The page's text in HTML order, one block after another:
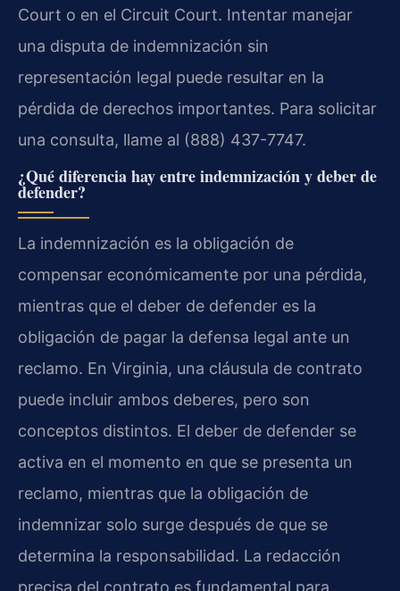
Court o en el Circuit Court. Intentar manejar
una disputa de indemnización sin
representación legal puede resultar en la
pérdida de derechos importantes. Para solicitar
una consulta, llame al (888) 437-7747.
¿Qué diferencia hay entre indemnización y deber de
defender?
La indemnización es la obligación de
compensar económicamente por una pérdida,
mientras que el deber de defender es la
obligación de pagar la defensa legal ante un
reclamo. En Virginia, una cláusula de contrato
puede incluir ambos deberes, pero son
conceptos distintos. El deber de defender se
activa en el momento en que se presenta un
reclamo, mientras que la obligación de
indemnizar solo surge después de que se
determina la responsabilidad. La redacción
precisa del contrato es fundamental para